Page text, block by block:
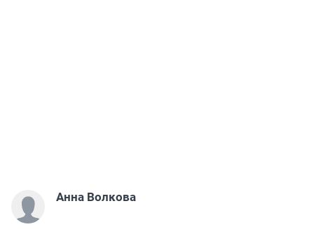
Анна Волкова